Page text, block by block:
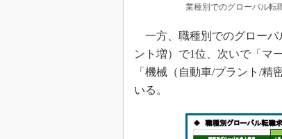
業種別でのグローバル転
一方、職種別でのグローバ
ント増）で1位、次いで「マ
「機械（自動車/プラント/精
いる。